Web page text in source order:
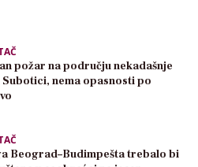
požar na području nekadašnje
Subotici, nema opasnosti po
Beograd–Budimpešta trebalo bi